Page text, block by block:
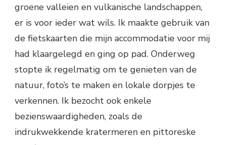
groene valleien en vulkanische landschappen,
er is voor ieder wat wils. Ik maakte gebruik van
de fietskaarten die mijn accommodatie voor mij
had klaargelegd en ging op pad. Onderweg
stopte ik regelmatig om te genieten van de
natuur, foto’s te maken en lokale dorpjes te
verkennen. Ik bezocht ook enkele
bezienswaardigheden, zoals de
indrukwekkende kratermeren en pittoreske